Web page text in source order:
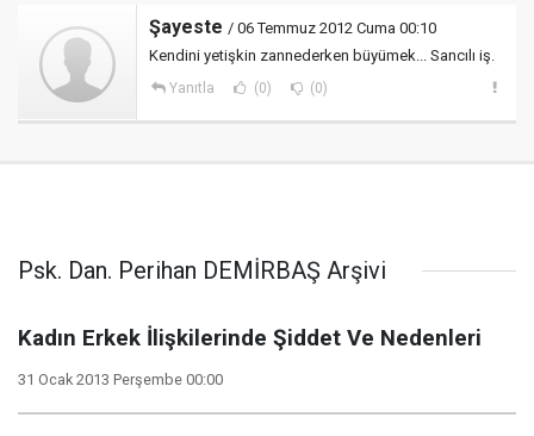
Şayeste / 06 Temmuz 2012 Cuma 00:10
Kendini yetişkin zannederken büyümek... Sancılı iş.
Yanıtla (0) (0)
Psk. Dan. Perihan DEMİRBAŞ Arşivi
Kadın Erkek İlişkilerinde Şiddet Ve Nedenleri
31 Ocak 2013 Perşembe 00:00